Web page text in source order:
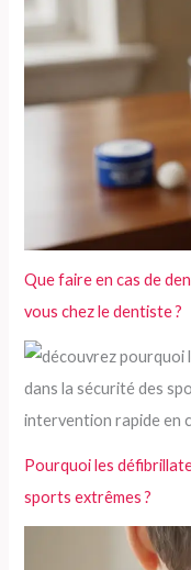
Que faire en cas de
vous chez le dentiste ?
Pourquoi les
sports extrêmes ?